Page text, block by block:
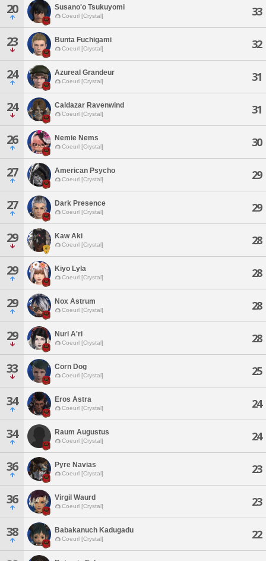
20 Susano'o Tsukuyomi
Coeurl [Crystal] 33
23 Bunta Fuchigami
Coeurl [Crystal] 32
24 Azureal Grandeur
Coeurl [Crystal] 31
24 Caldazar Ravenwind
Coeurl [Crystal] 31
26 Nemie Nems
Coeurl [Crystal] 30
27 American Psycho
Coeurl [Crystal] 29
27 Dark Presence
Coeurl [Crystal] 29
29 Kaw Aki
Coeurl [Crystal] 28
29 Kiyo Lyla
Coeurl [Crystal] 28
29 Nox Astrum
Coeurl [Crystal] 28
29 Nuri A'ri
Coeurl [Crystal] 28
33 Corn Dog
Coeurl [Crystal] 25
34 Eros Astra
Coeurl [Crystal] 24
34 Raum Augustus
Coeurl [Crystal] 24
36 Pyre Navias
Coeurl [Crystal] 23
36 Virgil Waurd
Coeurl [Crystal] 23
38 Babakanuch Kadugadu
Coeurl [Crystal] 22